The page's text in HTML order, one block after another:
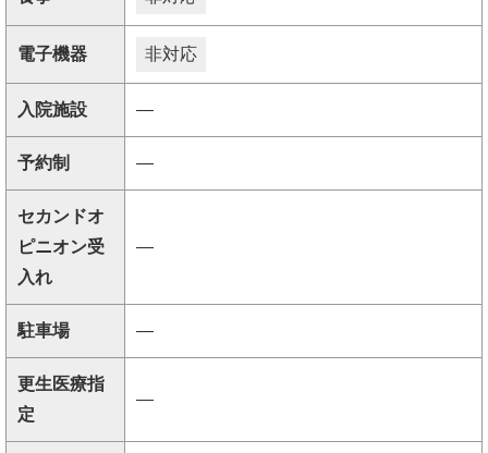
電子機器 非対応
入院施設 ―
予約制 ―
セカンドオ
ピニオン受
入れ
―
駐車場 ―
更生医療指
定
―